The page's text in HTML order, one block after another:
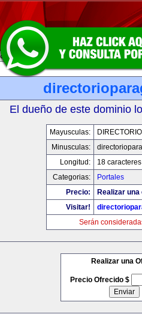
El dueño de este dominio
Mayusculas:
Minusculas:
Longitud:
18 caracteres
Categorias:
Portales
Precio:
Realizar una
Visitar!
Serán
Realizar una
Precio Ofrecido $